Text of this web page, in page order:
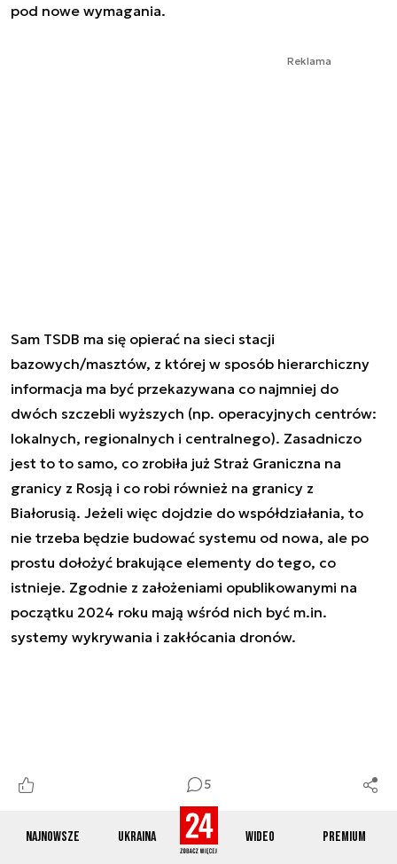
Najnowsze Ukraina Wideo Premium
5
pod nowe wymagania.
Reklama
Sam TSDB ma się opierać na sieci stacji
bazowych/masztów, z której w sposób hierarchiczny
informacja ma być przekazywana co najmniej do
dwóch szczebli wyższych (np. operacyjnych centrów:
lokalnych, regionalnych i centralnego). Zasadniczo
jest to to samo, co zrobiła już Straż Graniczna na
granicy z Rosją i co robi również na granicy z
Białorusią. Jeżeli więc dojdzie do współdziałania, to
nie trzeba będzie budować systemu od nowa, ale po
prostu dołożyć brakujące elementy do tego, co
istnieje. Zgodnie z założeniami opublikowanymi na
początku 2024 roku mają wśród nich być m.in.
systemy wykrywania i zakłócania dronów.